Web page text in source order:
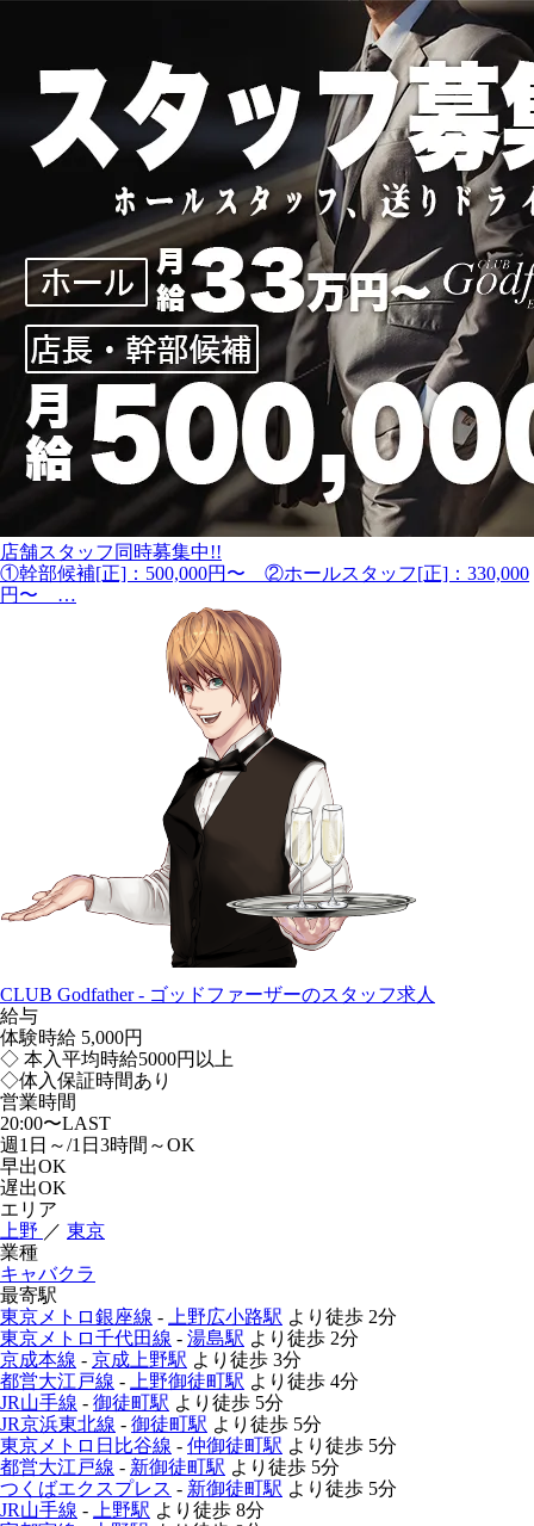
店舗スタッフ同時募集中!!
①幹部候補[正]：500,000円〜 ②ホールスタッフ[正]：330,000
円〜 …
CLUB Godfather - ゴッドファーザーのスタッフ求人
給与
体験時給 5,000円
◇ 本入平均時給5000円以上
◇体入保証時間あり
営業時間
20:00〜LAST
週1日～/1日3時間～OK
早出OK
遅出OK
エリア
上野 ／ 東京
業種
キャバクラ
最寄駅
東京メトロ銀座線 - 上野広小路駅 より徒歩 2分
東京メトロ千代田線 - 湯島駅 より徒歩 2分
京成本線 - 京成上野駅 より徒歩 3分
都営大江戸線 - 上野御徒町駅 より徒歩 4分
JR山手線 - 御徒町駅 より徒歩 5分
JR京浜東北線 - 御徒町駅 より徒歩 5分
東京メトロ日比谷線 - 仲御徒町駅 より徒歩 5分
都営大江戸線 - 新御徒町駅 より徒歩 5分
つくばエクスプレス - 新御徒町駅 より徒歩 5分
JR山手線 - 上野駅 より徒歩 8分